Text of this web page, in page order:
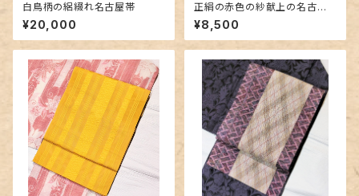
白鳥柄の絽綴れ名古屋帯
¥20,000
正絹の赤色の紗献上の名古屋
帯
¥8,500